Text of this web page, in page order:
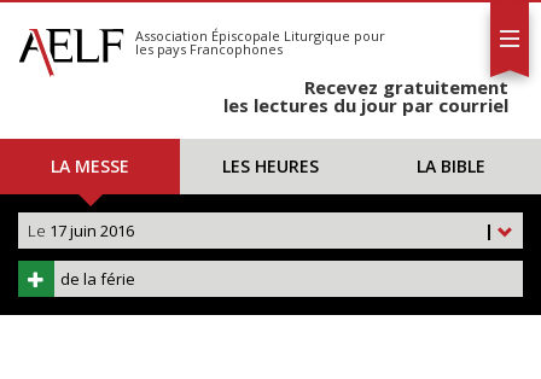
S'abonner
Calendrier
Association Épiscopale Liturgique pour
les pays Francophones
Recevez gratuitement
les lectures du jour par courriel
LA MESSE LES HEURES LA BIBLE
|
Le 17 juin 2016
de la férie